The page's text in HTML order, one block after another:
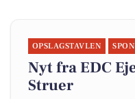
OPSLAGSTAVLEN
Nyt fra EDC
Struer